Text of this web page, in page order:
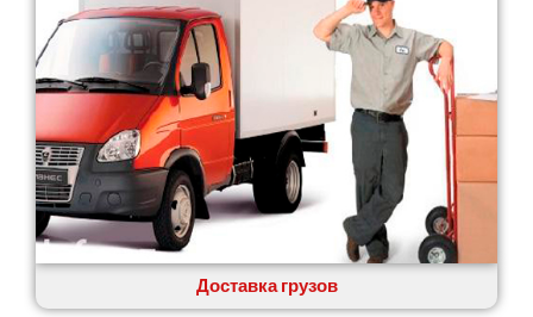
Кременчуг
Кременец
Кривой Рог
Кролевец
Кропивницкий
Крыховцы
Крюковщина
Крыжановка
Ладыжин
Лесники
Доставка грузов